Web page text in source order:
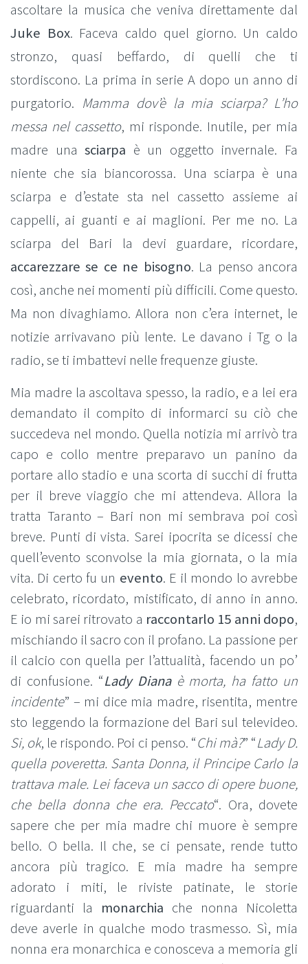
ascoltare la musica che veniva direttamente dal
Juke Box. Faceva caldo quel giorno. Un caldo
stronzo, quasi beffardo, di quelli che ti
stordiscono. La prima in serie A dopo un anno di
purgatorio. Mamma dov’è la mia sciarpa? L’ho
messa nel cassetto, mi risponde. Inutile, per mia
madre unasciarpa è un oggetto invernale. Fa
niente che sia biancorossa. Una sciarpa è una
sciarpa e d’estate sta nel cassetto assieme ai
cappelli, ai guanti e ai maglioni. Per me no. La
sciarpa del Bari la devi guardare, ricordare,
accarezzare se ce ne bisogno. La penso ancora
così, anche nei momenti più difficili. Come questo.
Ma non divaghiamo. Allora non c’era internet, le
notizie arrivavano più lente. Le davano i Tg o la
radio, se ti imbattevi nelle frequenze giuste.
Mia madre la ascoltava spesso, la radio, e a lei era
demandato il compito di informarci su ciò che
succedeva nel mondo. Quella notizia mi arrivò tra
capo e collo mentre preparavo un panino da
portare allo stadio e una scorta di succhi di frutta
per il breve viaggio che mi attendeva. Allora la
tratta Taranto – Bari non mi sembrava poi così
breve. Punti di vista. Sarei ipocrita se dicessi che
quell’evento sconvolse la mia giornata, o la mia
vita. Di certo fu un evento. E il mondo lo avrebbe
celebrato, ricordato, mistificato, di anno in anno.
E io mi sarei ritrovato a raccontarlo 15 anni dopo,
mischiando il sacro con il profano. La passione per
il calcio con quella per l’attualità, facendo un po’
di confusione. “Lady Dianaè morta, ha fatto un
incidente” – mi dice mia madre, risentita, mentre
sto leggendo la formazione del Bari sul televideo.
Si, ok, le rispondo. Poi ci penso. “Chi mà?” “Lady D.
quella poveretta. Santa Donna, il Principe Carlo la
trattava male. Lei faceva un sacco di opere buone,
che bella donna che era. Peccato“. Ora, dovete
sapere che per mia madre chi muore è sempre
bello. O bella. Il che, se ci pensate, rende tutto
ancora più tragico. E mia madre ha sempre
adorato i miti, le riviste patinate, le storie
riguardanti la monarchia che nonna Nicoletta
deve averle in qualche modo trasmesso. Sì, mia
nonna era monarchica e conosceva a memoria gli